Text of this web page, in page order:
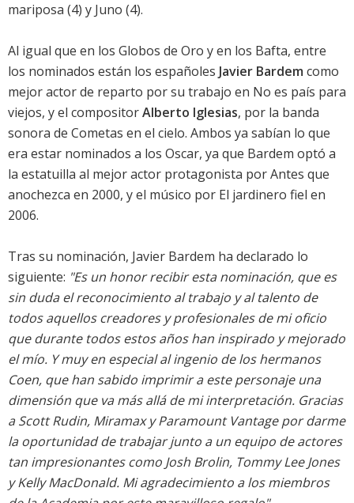
mariposa (4) y Juno (4).
Al igual que en los Globos de Oro y en los Bafta, entre
los nominados están los españoles Javier Bardem como
mejor actor de reparto por su trabajo en No es país para
viejos, y el compositorAlberto Iglesias, por la banda
sonora de Cometas en el cielo. Ambos ya sabían lo que
era estar nominados a los Oscar, ya que Bardem optó a
la estatuilla al mejor actor protagonista por Antes que
anochezca en 2000, y el músico por El jardinero fiel en
2006.
Tras su nominación, Javier Bardem ha declarado lo
siguiente: "Es un honor recibir esta nominación, que es
sin duda el reconocimiento al trabajo y al talento de
todos aquellos creadores y profesionales de mi oficio
que durante todos estos años han inspirado y mejorado
el mío. Y muy en especial al ingenio de los hermanos
Coen, que han sabido imprimir a este personaje una
dimensión que va más allá de mi interpretación. Gracias
a Scott Rudin, Miramax y Paramount Vantage por darme
la oportunidad de trabajar junto a un equipo de actores
tan impresionantes como Josh Brolin, Tommy Lee Jones
y Kelly MacDonald. Mi agradecimiento a los miembros